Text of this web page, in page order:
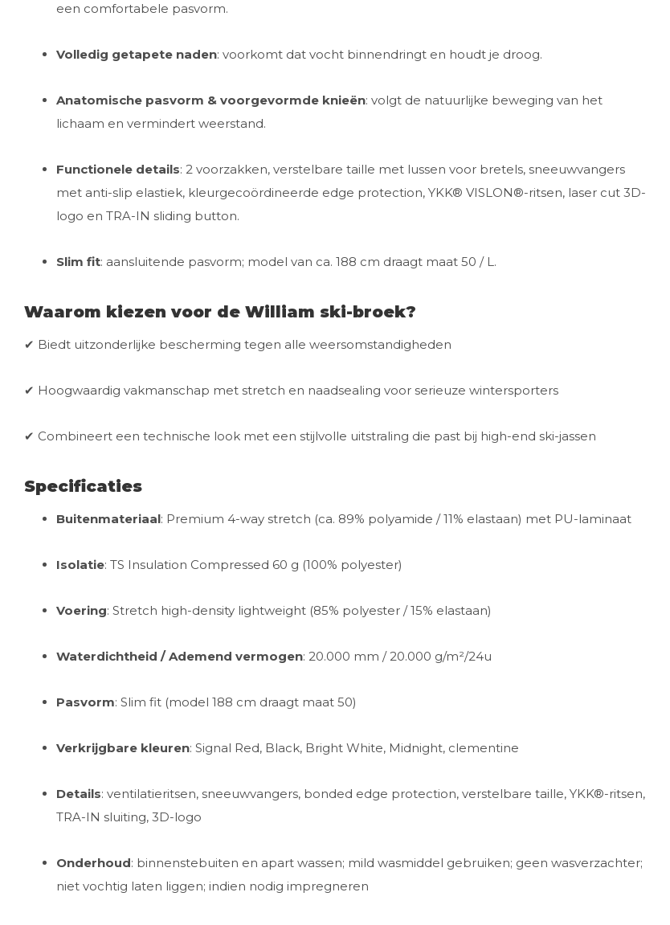
een comfortabele pasvorm.
Volledig getapete naden: voorkomt dat vocht binnendringt en houdt je droog.
Anatomische pasvorm & voorgevormde knieën: volgt de natuurlijke beweging van het
lichaam en vermindert weerstand.
Functionele details: 2 voorzakken, verstelbare taille met lussen voor bretels, sneeuwvangers
met anti-slip elastiek, kleurgecoördineerde edge protection, YKK® VISLON®-ritsen, laser cut 3D-
logo en TRA-IN sliding button.
Slim fit: aansluitende pasvorm; model van ca. 188 cm draagt maat 50 / L.
Waarom kiezen voor de William ski-broek?
✔ Biedt uitzonderlijke bescherming tegen alle weersomstandigheden
✔ Hoogwaardig vakmanschap met stretch en naadsealing voor serieuze wintersporters
✔ Combineert een technische look met een stijlvolle uitstraling die past bij high-end ski-jassen
Specificaties
Buitenmateriaal: Premium 4-way stretch (ca. 89% polyamide / 11% elastaan) met PU-laminaat
Isolatie: TS Insulation Compressed 60 g (100% polyester)
Voering: Stretch high-density lightweight (85% polyester / 15% elastaan)
Waterdichtheid / Ademend vermogen: 20.000 mm / 20.000 g/m²/24u
Pasvorm: Slim fit (model 188 cm draagt maat 50)
Verkrijgbare kleuren: Signal Red, Black, Bright White, Midnight, clementine
Details: ventilatieritsen, sneeuwvangers, bonded edge protection, verstelbare taille, YKK®-ritsen,
TRA-IN sluiting, 3D-logo
Onderhoud: binnenstebuiten en apart wassen; mild wasmiddel gebruiken; geen wasverzachter;
niet vochtig laten liggen; indien nodig impregneren